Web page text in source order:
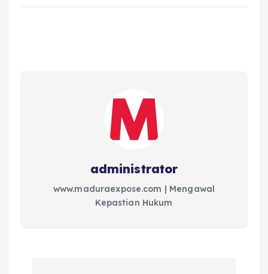
administrator
www.maduraexpose.com | Mengawal
Kepastian Hukum